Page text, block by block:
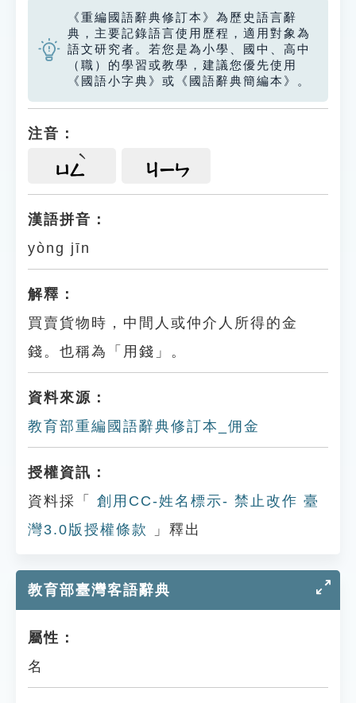
《重編國語辭典修訂本》為歷史語言辭
典，主要記錄語言使用歷程，適用對象為
語文研究者。若您是為小學、國中、高中
（職）的學習或教學，建議您優先使用
《國語小字典》或《國語辭典簡編本》。
注音：
ㄩㄥ ㄐㄧㄣ
漢語拼音：
yòng jīn
解釋：
買賣貨物時，中間人或仲介人所得的金
錢。也稱為「用錢」。
資料來源：
教育部重編國語辭典修訂本_佣金
授權資訊：
資料採「
創用CC-姓名標示- 禁止改作 臺
灣3.0版授權條款
」釋出
教育部臺灣客語辭典
屬性：
名